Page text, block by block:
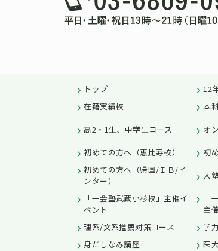
トップ 12
在籍実績校
本
高2・1生、中学生コース オ
初めての方へ（恵比寿校）
初
初めての方へ（帰国/ＩＢ/イ
ンター）
入
「一会塾武蔵小杉校」主催イ
ベント
「
主
理系/文系推薦対策コース
学
身だしなみ講座
医